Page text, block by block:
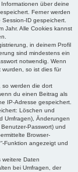
über deine
Ferner werden
ID gespeichert.
Jahr. Alle Cookies kannst
in deinem Profil
sind mindestens ein
notwendig. Wenn
so ist dies für
so werden die dort
du einen Beitrag als
IP-Adresse gespeichert.
Löschen und
Umfragen), Änderungen
Passwort) und
Browser-
Funktion angezeigt und
weitere Daten
bei Umfragen, der